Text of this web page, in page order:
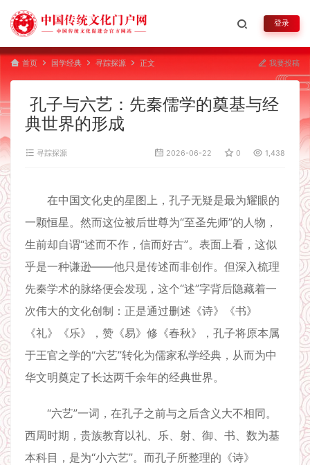
登录
首页 国学经典 寻踪探源 正文 我要投稿
孔子与六艺：先秦儒学的奠基与经
典世界的形成
寻踪探源 2026-06-22 0 1,438
在中国文化史的星图上，孔子无疑是最为耀眼的
一颗恒星。然而这位被后世尊为“至圣先师”的人物，
生前却自谓“述而不作，信而好古”。表面上看，这似
乎是一种谦逊——他只是传述而非创作。但深入梳理
先秦学术的脉络便会发现，这个“述”字背后隐藏着一
次伟大的文化创制：正是通过删述《诗》《书》
《礼》《乐》，赞《易》修《春秋》，孔子将原本属
于王官之学的“六艺”转化为儒家私学经典，从而为中
华文明奠定了长达两千余年的经典世界。
“六艺”一词，在孔子之前与之后含义大不相同。
西周时期，贵族教育以礼、乐、射、御、书、数为基
本科目，是为“小六艺”。而孔子所整理的《诗》